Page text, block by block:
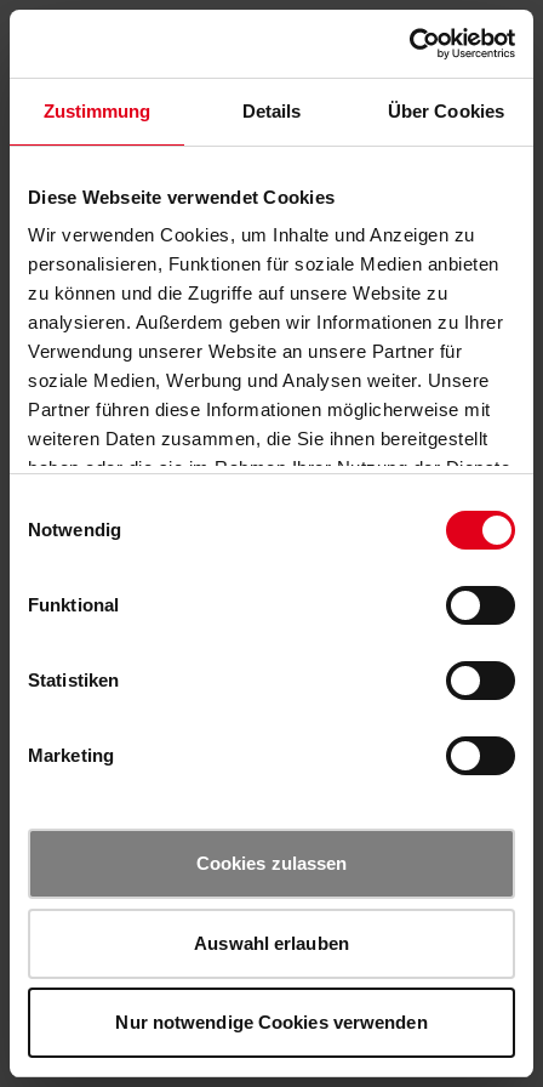
Zustimmung Details Über Cookies
Diese Webseite verwendet Cookies
Wir verwenden Cookies, um Inhalte und Anzeigen zu
personalisieren, Funktionen für soziale Medien anbieten
zu können und die Zugriffe auf unsere Website zu
analysieren. Außerdem geben wir Informationen zu Ihrer
Verwendung unserer Website an unsere Partner für
soziale Medien, Werbung und Analysen weiter. Unsere
Partner führen diese Informationen möglicherweise mit
weiteren Daten zusammen, die Sie ihnen bereitgestellt
haben oder die sie im Rahmen Ihrer Nutzung der Dienste
Notwendig
Funktional
Statistiken
Marketing
Cookies zulassen
Auswahl erlauben
Nur notwendige Cookies verwenden